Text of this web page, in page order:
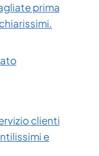
prima
clienti
e